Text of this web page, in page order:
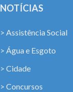
NOTÍCIAS
> Assistência Social
> Água e Esgoto
> Cidade
> Concursos